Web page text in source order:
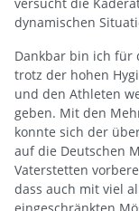
versucht die
dynamischen
Dankbar bin ich für
trotz der hohen
und den Athleten
geben. Mit den
konnte sich der
auf die Deutschen
Vaterstetten
dass auch mit viel